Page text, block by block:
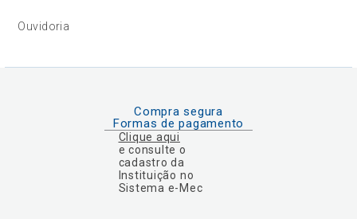
Ouvidoria
Compra segura
Formas de pagamento
Clique aqui
e consulte o
cadastro da
Instituição no
Sistema e-Mec